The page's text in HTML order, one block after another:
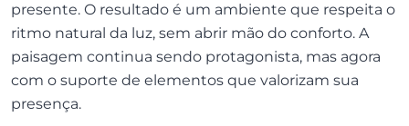
presente. O resultado é um ambiente que respeita o
ritmo natural da luz, sem abrir mão do conforto. A
paisagem continua sendo protagonista, mas agora
com o suporte de elementos que valorizam sua
presença.